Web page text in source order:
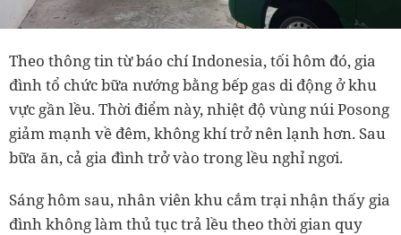
Theo thông tin từ báo chí Indonesia, tối hôm đó, gia
đình tổ chức bữa nướng bằng bếp gas di động ở khu
vực gần lều. Thời điểm này, nhiệt độ vùng núi Posong
giảm mạnh về đêm, không khí trở nên lạnh hơn. Sau
bữa ăn, cả gia đình trở vào trong lều nghỉ ngơi.
Sáng hôm sau, nhân viên khu cắm trại nhận thấy gia
đình không làm thủ tục trả lều theo thời gian quy